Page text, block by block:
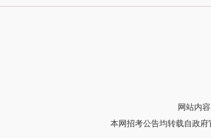
网站内
本网招考公告均转载自政